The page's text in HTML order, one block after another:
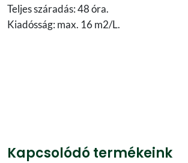
Teljes száradás: 48 óra.
Kiadósság: max. 16 m2/L.
Kapcsolódó termékeink